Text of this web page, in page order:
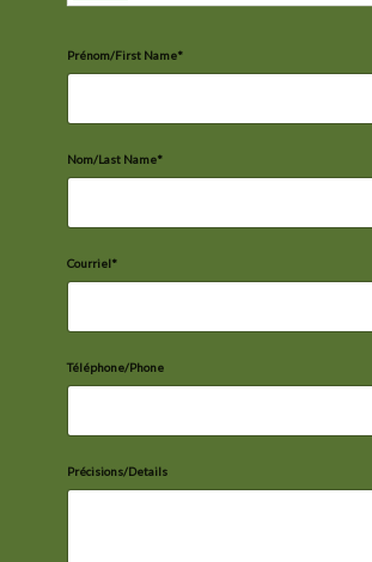
Prénom/First Name*
Nom/Last Name*
Courriel*
Téléphone/Phone
Précisions/Details